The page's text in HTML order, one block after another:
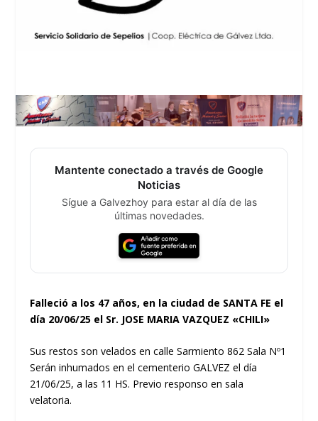
Mantente conectado a través de Google
Noticias
Sígue a Galvezhoy para estar al día de las
últimas novedades.
Falleció a los 47 años, en la ciudad de SANTA FE el
día 20/06/25 el Sr. JOSE MARIA VAZQUEZ «CHILI»
Sus restos son velados en calle Sarmiento 862 Sala Nº1
Serán inhumados en el cementerio GALVEZ el día
21/06/25, a las 11 HS. Previo responso en sala
velatoria.